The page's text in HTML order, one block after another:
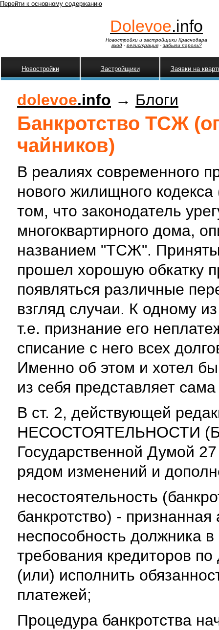
Перейти к основному содержанию
Dolevoe.info
Новостройки и застройщики Краснодара
вход- регистрация- забыли пароль?
Новостройки Застройщики Заявки на
dolevoe.info → Блоги
Банкротство ТСЖ
чайников)
В реалиях современного
нового жилищного
том, что законодатель
многоквартирного дома,
названием "ТСЖ".
прошел хорошую обкатку
появляться различные
взгляд случаи. К одному
т.е. признание его
списание с него всех
Именно об этом и хотел бы
из себя представляет
В ст. 2, действующей
НЕСОСТОЯТЕЛЬНОСТИ
Государственной Думой
рядом изменений и
несостоятельность
банкротство) -
неспособность должника
требования кредиторов
(или) исполнить
платежей;
Процедура банкротства